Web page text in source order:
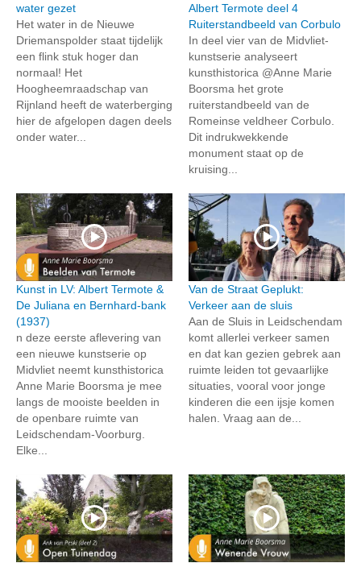
water gezet
Het water in de Nieuwe
Driemanspolder staat tijdelijk
een flink stuk hoger dan
normaal! Het
Hoogheemraadschap van
Rijnland heeft de waterberging
hier de afgelopen dagen deels
onder water...
Albert Termote deel 4
Ruiterstandbeeld van Corbulo
In deel vier van de Midvliet-
kunstserie analyseert
kunsthistorica @Anne Marie
Boorsma het grote
ruiterstandbeeld van de
Romeinse veldheer Corbulo.
Dit indrukwekkende
monument staat op de
kruising...
Kunst in LV: Albert Termote &
De Juliana en Bernhard-bank
(1937)
n deze eerste aflevering van
een nieuwe kunstserie op
Midvliet neemt kunsthistorica
Anne Marie Boorsma je mee
langs de mooiste beelden in
de openbare ruimte van
Leidschendam-Voorburg.
Elke...
Van de Straat Geplukt:
Verkeer aan de sluis
Aan de Sluis in Leidschendam
komt allerlei verkeer samen
en dat kan gezien gebrek aan
ruimte leiden tot gevaarlijke
situaties, vooral voor jonge
kinderen die een ijsje komen
halen. Vraag aan de...